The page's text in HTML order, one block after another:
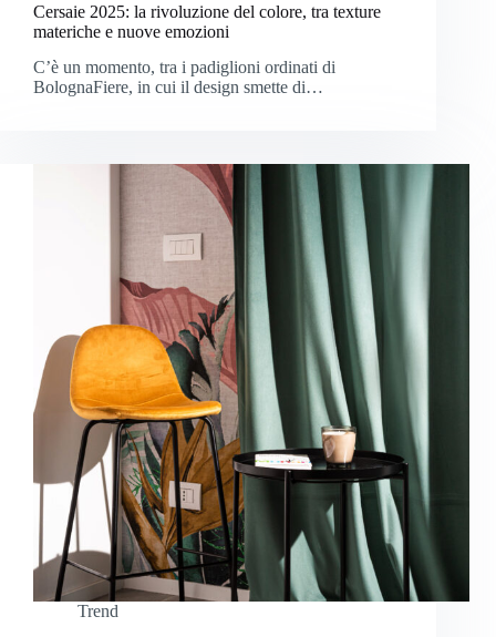
Cersaie 2025: la rivoluzione del colore, tra texture
materiche e nuove emozioni
C’è un momento, tra i padiglioni ordinati di
BolognaFiere, in cui il design smette di…
Trend